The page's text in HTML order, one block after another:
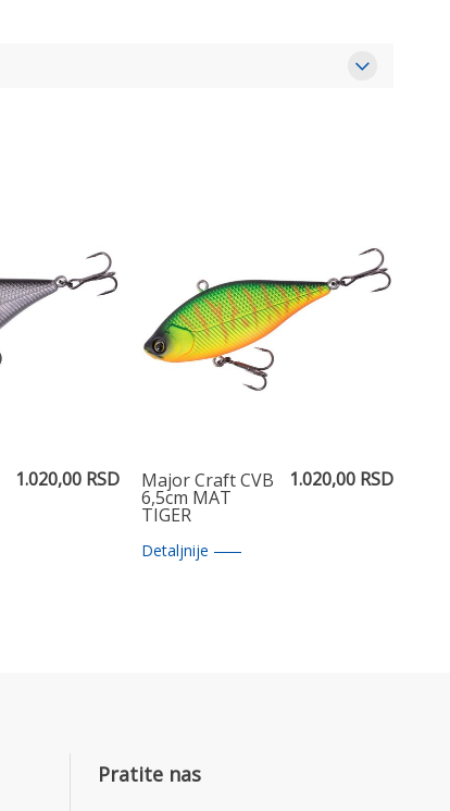
1.020,00 RSD Major Craft CVB
6,5cm MAT
TIGER
1.020,00 RSD
Detaljnije
Pratite nas